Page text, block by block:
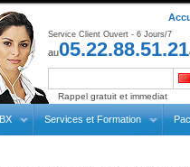
Service Client Ouvert - 6 Jours/7
au05.22.88.51.21
Rappel gratuit et immediat
Services et Formation